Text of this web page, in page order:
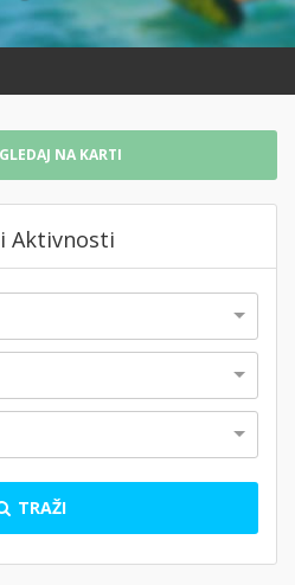
NA KARTI
Aktivnosti
TRAŽI